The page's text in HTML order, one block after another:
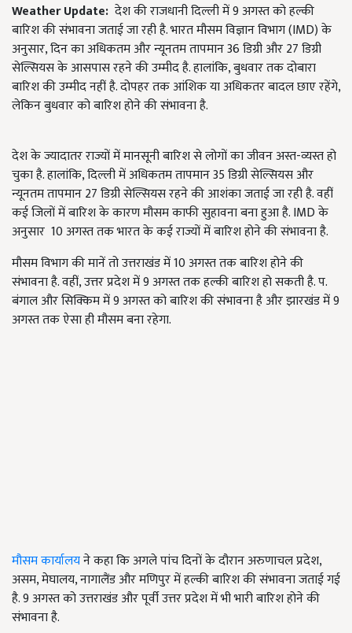
Weather Update: देश की राजधानी दिल्ली में 9 अगस्त को हल्की
बारिश की संभावना जताई जा रही है. भारत मौसम विज्ञान विभाग (IMD) के
अनुसार, दिन का अधिकतम और न्यूनतम तापमान 36 डिग्री और 27 डिग्री
सेल्सियस के आसपास रहने की उम्मीद है. हालांकि, बुधवार तक दोबारा
बारिश की उम्मीद नहीं है. दोपहर तक आंशिक या अधिकतर बादल छाए रहेंगे,
लेकिन बुधवार को बारिश होने की संभावना है.
देश के ज्यादातर राज्यों में मानसूनी बारिश से लोगों का जीवन अस्त-व्यस्त हो
चुका है. हालांकि, दिल्ली में अधिकतम तापमान 35 डिग्री सेल्सियस और
न्यूनतम तापमान 27 डिग्री सेल्सियस रहने की आशंका जताई जा रही है. वहीं
कई जिलों में बारिश के कारण मौसम काफी सुहावना बना हुआ है. IMD के
अनुसार 10 अगस्त तक भारत के कई राज्यों में बारिश होने की संभावना है.
मौसम विभाग की मानें तो उत्तराखंड में 10 अगस्त तक बारिश होने की
संभावना है. वहीं, उत्तर प्रदेश में 9 अगस्त तक हल्की बारिश हो सकती है. प.
बंगाल और सिक्किम में 9 अगस्त को बारिश की संभावना है और झारखंड में 9
अगस्त तक ऐसा ही मौसम बना रहेगा.
मौसम कार्यालयने कहा कि अगले पांच दिनों के दौरान अरुणाचल प्रदेश,
असम, मेघालय, नागालैंड और मणिपुर में हल्की बारिश की संभावना जताई गई
है. 9 अगस्त को उत्तराखंड और पूर्वी उत्तर प्रदेश में भी भारी बारिश होने की
संभावना है.